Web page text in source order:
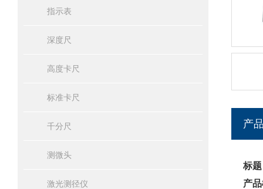
指示表
深度尺
高度卡尺
标准卡尺
千分尺
测微头
激光测径仪
产
标
产